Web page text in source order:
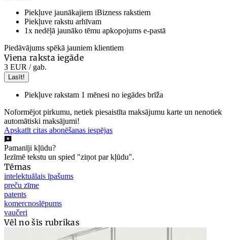
Piekļuve jaunākajiem iBizness rakstiem
Piekļuve rakstu arhīvam
1x nedēļā jaunāko tēmu apkopojums e-pastā
Piedāvājums spēkā jauniem klientiem
Viena raksta iegāde
3 EUR / gab.
Lasīt!
Piekļuve rakstam 1 mēnesi no iegādes brīža
Noformējot pirkumu, netiek piesaistīta maksājumu karte un nenotiek
automātiski maksājumi!
Apskatīt citas abonēšanas iespējas
Pamanīji kļūdu?
Iezīmē tekstu un spied "ziņot par kļūdu".
Tēmas
intelektuālais īpašums
preču zīme
patents
komercnoslēpums
vaučeri
Vēl no šīs rubrikas